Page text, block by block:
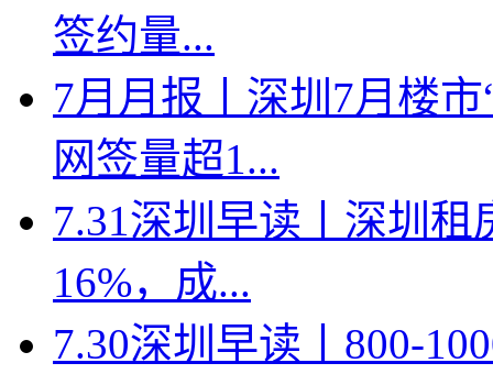
签约量...
7月月报丨深圳7月楼
网签量超1...
7.31深圳早读丨深圳
16%，成...
7.30深圳早读丨800-